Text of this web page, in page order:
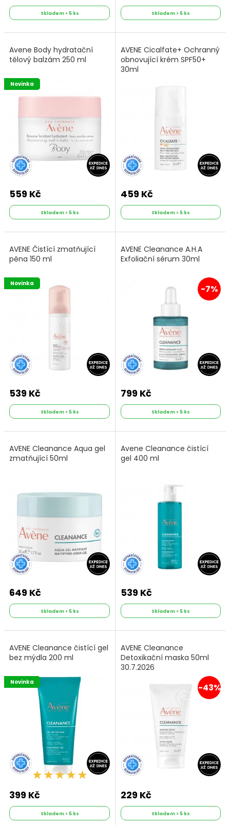
Skladem > 5 ks Skladem > 5 ks
Avene Body hydratační
tělový balzám 250 ml
Novinka
559 Kč
Skladem > 5 ks
AVENE Cicalfate+ Ochranný
obnovující krém SPF50+
30ml
459 Kč
Skladem > 5 ks
AVENE Čistící zmatňující
pěna 150 ml
Novinka
539 Kč
Skladem > 5 ks
AVENE Cleanance A.H.A
Exfoliační sérum 30ml
-7%
799 Kč
Skladem > 5 ks
AVENE Cleanance Aqua gel
zmatňující 50ml
649 Kč
Skladem > 5 ks
Avene Cleanance čistící
gel 400 ml
539 Kč
Skladem > 5 ks
AVENE Cleanance čistící gel
bez mýdla 200 ml
Novinka
399 Kč
Skladem > 5 ks
AVENE Cleanance
Detoxikační maska 50ml
30.7.2026
-43%
229 Kč
Skladem > 5 ks